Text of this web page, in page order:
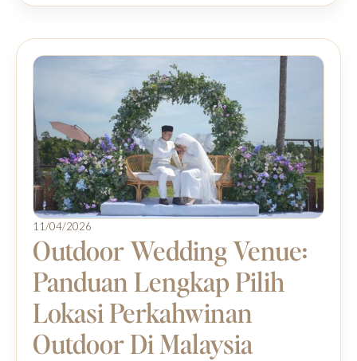
Outdoor Wedding Venue:
Panduan Lengkap Pilih
Lokasi Perkahwinan
Outdoor Di Malaysia
11/04/2026